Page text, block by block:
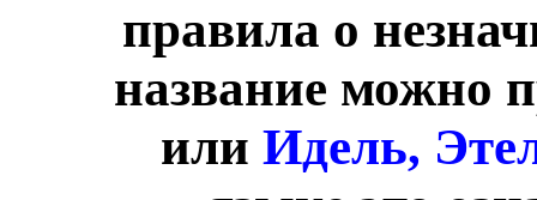
правила о
название можно
или Идель,